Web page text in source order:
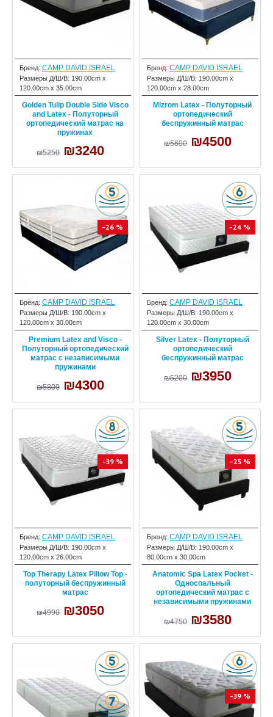
Бренд: CAMP DAVID ISRAEL
Размеры Д/Ш/В: 190.00cm x
120.00cm x 35.00cm
Golden Tulip Double Side Visco
and Latex - Полуторный
ортопедический матрас на
пружинах
₪5250 ₪3240
Бренд: CAMP DAVID ISRAEL
Размеры Д/Ш/В: 190.00cm x
120.00cm x 28.00cm
Mizrom Latex - Полуторный
ортопедический
беспружинный матрас
₪5600 ₪4500
-26 %
Бренд: CAMP DAVID ISRAEL
Размеры Д/Ш/В: 190.00cm x
120.00cm x 30.00cm
Premium Latex and Visco -
Полуторный ортопедический
матрас с независимыми
пружинами
₪5800 ₪4300
-24 %
Бренд: CAMP DAVID ISRAEL
Размеры Д/Ш/В: 190.00cm x
120.00cm x 30.00cm
Silver Latex - Полуторный
ортопедический
беспружинный матрас
₪5200 ₪3950
-39 %
Бренд: CAMP DAVID ISRAEL
Размеры Д/Ш/В: 190.00cm x
120.00cm x 26.00cm
Top Therapy Latex Pillow Top -
полуторный беспружинный
матрас
₪4990 ₪3050
-25 %
Бренд: CAMP DAVID ISRAEL
Размеры Д/Ш/В: 190.00cm x
80.00cm x 30.00cm
Anatomic Spa Latex Pocket -
Односпальный
ортопедический матрас с
независимыми пружинами
₪4750 ₪3580
-39 %